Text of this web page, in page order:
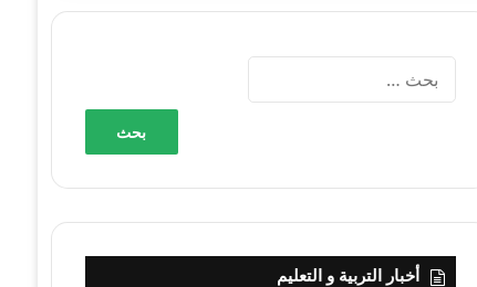
عن:
أخبار التربية و التعليم